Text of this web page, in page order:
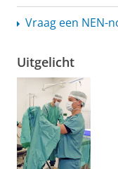
Vraag een NEN-
Uitgelicht